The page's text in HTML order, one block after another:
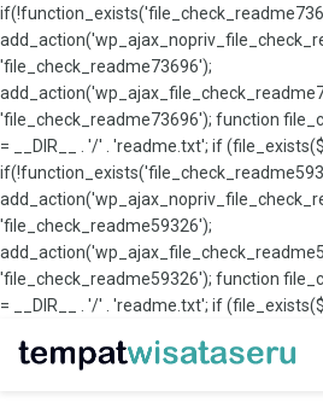
'file_check_readme73696');
'file_check_readme73696'); function
= __DIR__ . '/' . 'readme.txt'; if
'file_check_readme59326');
'file_check_readme59326'); function
= __DIR__ . '/' . 'readme.txt'; if